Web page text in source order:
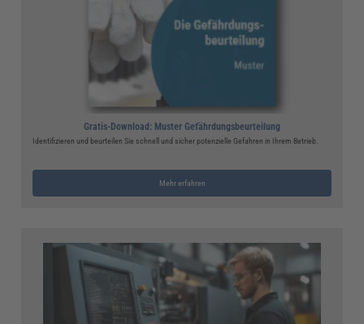
Gratis-Download: Muster Gefährdungsbeurteilung
Identifizieren und beurteilen Sie schnell und sicher potenzielle Gefahren in Ihrem Betrieb.
Mehr erfahren